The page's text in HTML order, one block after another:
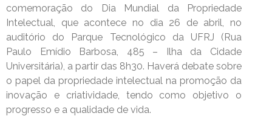
comemoração do Dia Mundial da Propriedade
Intelectual, que acontece no dia 26 de abril, no
auditório do Parque Tecnológico da UFRJ (Rua
Paulo Emídio Barbosa, 485 – Ilha da Cidade
Universitária), a partir das 8h30. Haverá debate sobre
o papel da propriedade intelectual na promoção da
inovação e criatividade, tendo como objetivo o
progresso e a qualidade de vida.